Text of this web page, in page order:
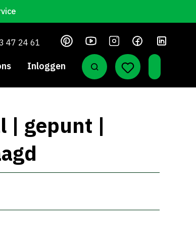
47 24 61
Inloggen
| gepunt |